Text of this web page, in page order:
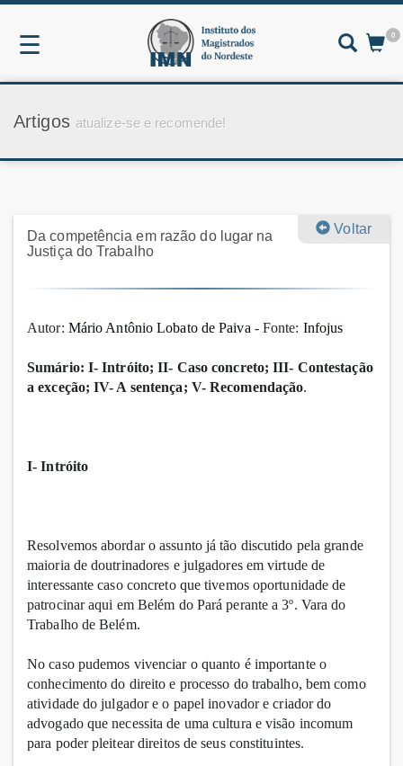
☰ 0
Artigos atualize-se e recomende!
Voltar
Da competência em razão do lugar na
Justiça do Trabalho
Autor: Mário Antônio Lobato de Paiva - Fonte: Infojus
Sumário: I- Intróito; II- Caso concreto; III- Contestação
a exceção; IV- A sentença; V- Recomendação.
I- Intróito
Resolvemos abordar o assunto já tão discutido pela grande
maioria de doutrinadores e julgadores em virtude de
interessante caso concreto que tivemos oportunidade de
patrocinar aqui em Belém do Pará perante a 3º. Vara do
Trabalho de Belém.
No caso pudemos vivenciar o quanto é importante o
conhecimento do direito e processo do trabalho, bem como
atividade do julgador e o papel inovador e criador do
advogado que necessita de uma cultura e visão incomum
para poder pleitear direitos de seus constituintes.